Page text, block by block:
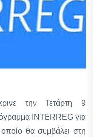
την Τετάρτη 9
INTERREG για
θα συμβάλει στη